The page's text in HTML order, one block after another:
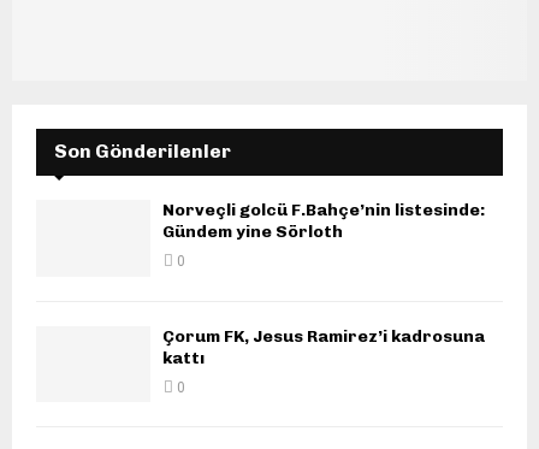
Son Gönderilenler
Norveçli golcü F.Bahçe’nin listesinde:
Gündem yine Sörloth
0
Çorum FK, Jesus Ramirez’i kadrosuna
kattı
0